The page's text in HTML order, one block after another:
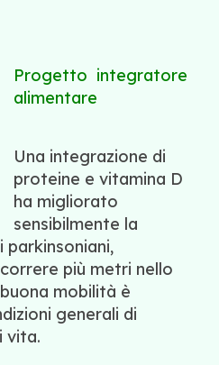
Progetto integratore
alimentare
Una integrazione di
proteine e vitamina D
ha migliorato
sensibilmente la
più metri nello
mobilità è
generali di
vita.